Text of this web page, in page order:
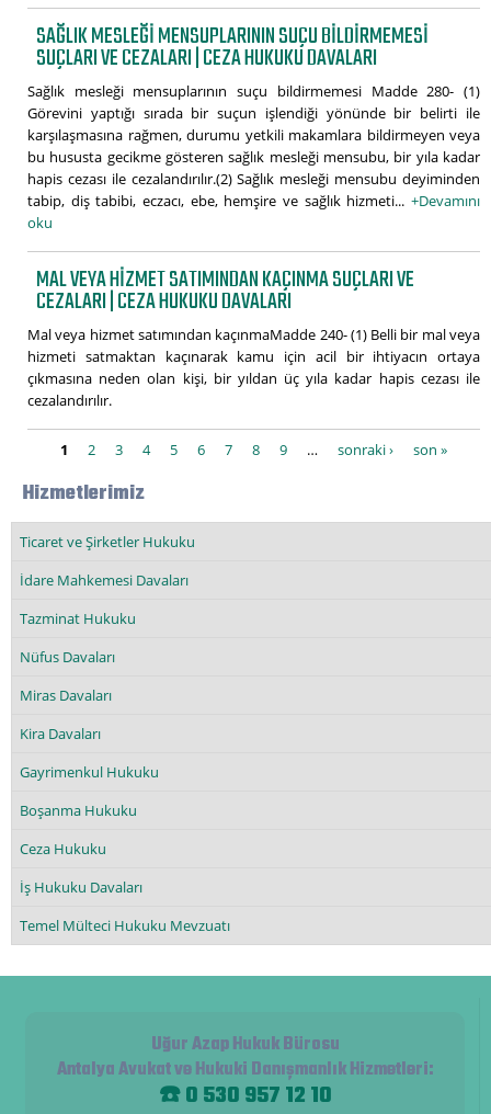
SAĞLIK MESLEĞI MENSUPLARININ SUÇU BILDIRMEMESI
SUÇLARI VE CEZALARI | CEZA HUKUKU DAVALARI
Sağlık mesleği mensuplarının suçu bildirmemesi Madde 280- (1)
Görevini yaptığı sırada bir suçun işlendiği yönünde bir belirti ile
karşılaşmasına rağmen, durumu yetkili makamlara bildirmeyen veya
bu hususta gecikme gösteren sağlık mesleği mensubu, bir yıla kadar
hapis cezası ile cezalandırılır.(2) Sağlık mesleği mensubu deyiminden
tabip, diş tabibi, eczacı, ebe, hemşire ve sağlık hizmeti... +Devamını
oku
MAL VEYA HIZMET SATIMINDAN KAÇINMA SUÇLARI VE
CEZALARI | CEZA HUKUKU DAVALARI
Mal veya hizmet satımından kaçınmaMadde 240- (1) Belli bir mal veya
hizmeti satmaktan kaçınarak kamu için acil bir ihtiyacın ortaya
çıkmasına neden olan kişi, bir yıldan üç yıla kadar hapis cezası ile
cezalandırılır.
Sayfalar
1 2 3 4 5 6 7 8 9 … sonraki › son »
Hizmetlerimiz
Ticaret ve Şirketler Hukuku
İdare Mahkemesi Davaları
Tazminat Hukuku
Nüfus Davaları
Miras Davaları
Kira Davaları
Gayrimenkul Hukuku
Boşanma Hukuku
Ceza Hukuku
İş Hukuku Davaları
Temel Mülteci Hukuku Mevzuatı
Uğur Azap Hukuk Bürosu
Antalya Avukat ve Hukuki Danışmanlık Hizmetleri:
☎️ 0 530 957 12 10